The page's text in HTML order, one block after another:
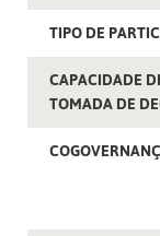
TIPO DE
CAPACIDADE
TOMADA DE